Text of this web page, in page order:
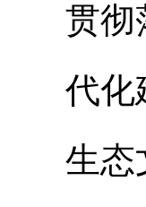
贯彻
代化
生态